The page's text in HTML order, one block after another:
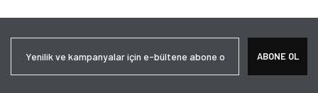
Ürün açıklamasında eksik bilgiler bulunuyor.
ABONE OL